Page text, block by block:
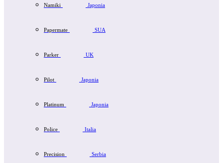
Namiki Japonia
Papermate SUA
Parker UK
Pilot Japonia
Platinum Japonia
Police Italia
Precision Serbia